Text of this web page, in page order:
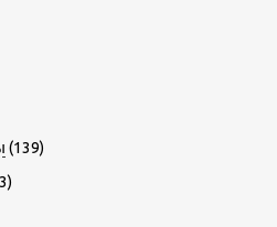
(139)